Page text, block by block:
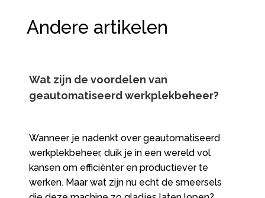
Andere artikelen
Wat zijn de voordelen van
geautomatiseerd werkplekbeheer?
Wanneer je nadenkt over geautomatiseerd
werkplekbeheer, duik je in een wereld vol
kansen om efficiënter en productiever te
werken. Maar wat zijn nu echt de smeersels